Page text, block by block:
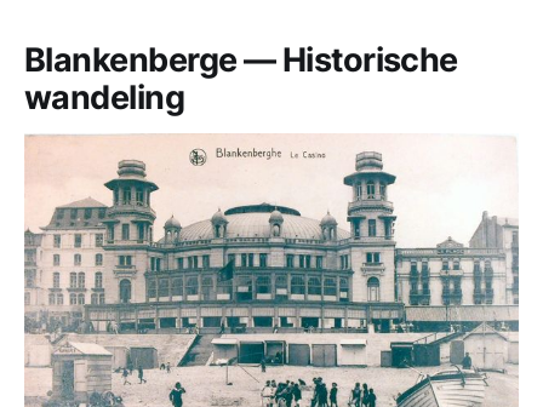
Blankenberge — Historische
wandeling